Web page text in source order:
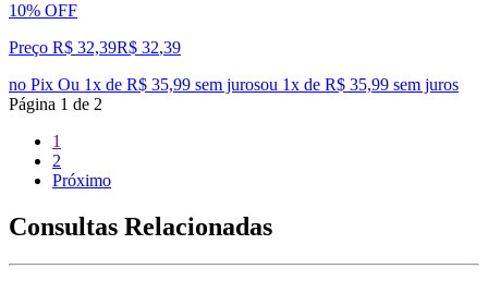
10% OFF
Preço R$ 32,39R$ 32,39
no Pix Ou 1x de R$ 35,99 sem jurosou 1x de R$ 35,99 sem juros
Página 1 de 2
1
2
Próximo
Consultas Relacionadas